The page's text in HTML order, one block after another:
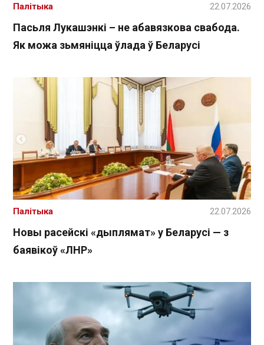
Пасьля Лукашэнкі – не абавязкова свабода.
Як можа зьмяніцца ўлада ў Беларусі
Палітыка 22.07.2026
Новы расейскі «дыплямат» у Беларусі — з
баявікоў «ЛНР»
Палітыка 22.07.2026